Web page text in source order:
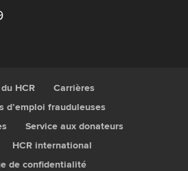
HCR
Carrières
d’emploi frauduleuses
Service aux donateurs
HCR international
de confidentialité